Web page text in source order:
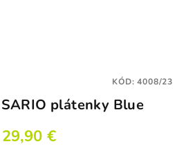
plátenky Blue
29,90 €
KÓD:4008/23